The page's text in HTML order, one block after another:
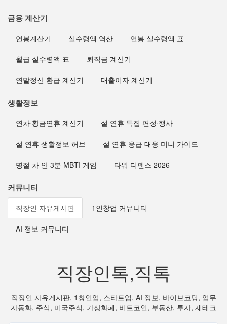
금융 계산기
연봉계산기 실수령액 역산 연봉 실수령액 표
월급 실수령액 표 퇴직금 계산기
연말정산 환급 계산기 대출이자 계산기
생활정보
연차·황금연휴 계산기 설 연휴 특집 편성·행사
설 연휴 생활정보 허브 설 연휴 응급 대응 미니 가이드
명절 차 안 3분 MBTI 게임 타워 디펜스 2026
커뮤니티
직장인 자유게시판 1인창업 커뮤니티
AI 정보 커뮤니티
직장인톡,직톡
직장인 자유게시판, 1창인업, 스타트업, AI 정보, 바이브코딩, 업무
자동화, 주식, 미국주식, 가상화폐, 비트코인, 부동산, 투자, 재테크